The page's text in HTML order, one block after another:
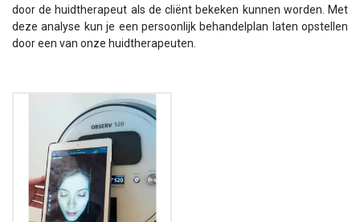
door de huidtherapeut als de cliënt bekeken kunnen worden. Met
deze analyse kun je een persoonlijk behandelplan laten opstellen
door een van onze huidtherapeuten.